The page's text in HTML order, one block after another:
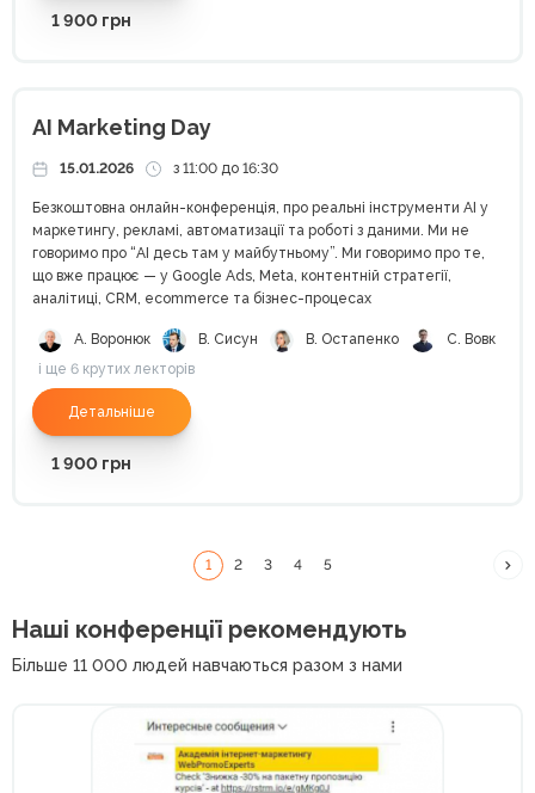
1 900 грн
AI Marketing Day
15.01.2026 з 11:00 до 16:30
Безкоштовна онлайн-конференція, про реальні інструменти АІ у
маркетингу, рекламі, автоматизації та роботі з даними. Ми не
говоримо про “AI десь там у майбутньому”. Ми говоримо про те,
що вже працює — у Google Ads, Meta, контентній стратегії,
аналітиці, CRM, ecommerce та бізнес-процесах
А. Воронюк В. Сисун В. Остапенко
С. Вовк
і ще 6 крутих лекторів
Детальніше
1 900 грн
1 2 3 4 5
Наші конференції рекомендують
Більше 11 000 людей навчаються разом з нами